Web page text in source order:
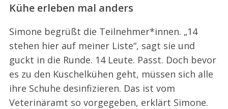
Kühe erleben mal anders
Simone begrüßt die Teilnehmer*innen. „14
stehen hier auf meiner Liste“, sagt sie und
guckt in die Runde. 14 Leute. Passt. Doch bevor
es zu den Kuschelkühen geht, müssen sich alle
ihre Schuhe desinfizieren. Das ist vom
Veterinäramt so vorgegeben, erklärt Simone.